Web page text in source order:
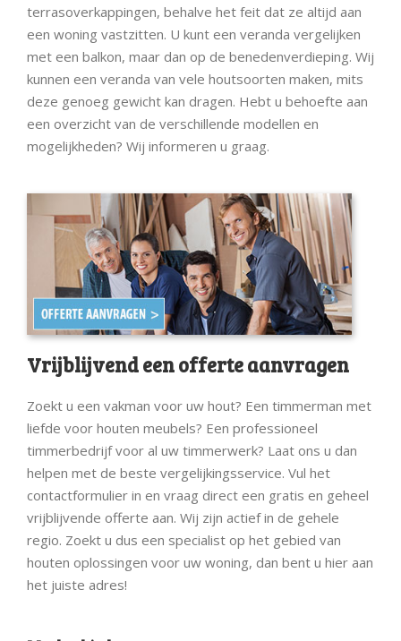
terrasoverkappingen, behalve het feit dat ze altijd aan
een woning vastzitten. U kunt een veranda vergelijken
met een balkon, maar dan op de benedenverdieping. Wij
kunnen een veranda van vele houtsoorten maken, mits
deze genoeg gewicht kan dragen. Hebt u behoefte aan
een overzicht van de verschillende modellen en
mogelijkheden? Wij informeren u graag.
Vrijblijvend een offerte aanvragen
Zoekt u een vakman voor uw hout? Een timmerman met
liefde voor houten meubels? Een professioneel
timmerbedrijf voor al uw timmerwerk? Laat ons u dan
helpen met de beste vergelijkingsservice. Vul het
contactformulier in en vraag direct een gratis en geheel
vrijblijvende offerte aan. Wij zijn actief in de gehele
regio. Zoekt u dus een specialist op het gebied van
houten oplossingen voor uw woning, dan bent u hier aan
het juiste adres!